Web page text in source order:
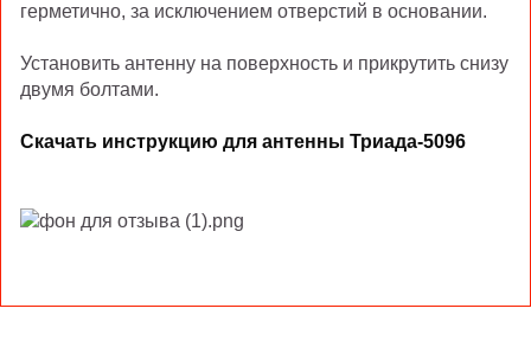
герметично, за исключением отверстий в основании.
Установить антенну на поверхность и прикрутить снизу
двумя болтами.
Скачать инструкцию для антенны Триада-5096